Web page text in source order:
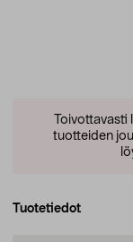
Toivottavasti
tuotteiden
Tuotetiedot